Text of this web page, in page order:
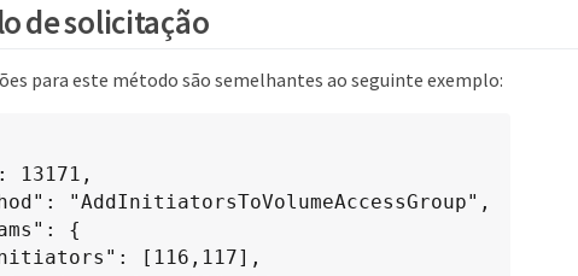
de solicitação
para este método são semelhantes ao seguinte exemplo: